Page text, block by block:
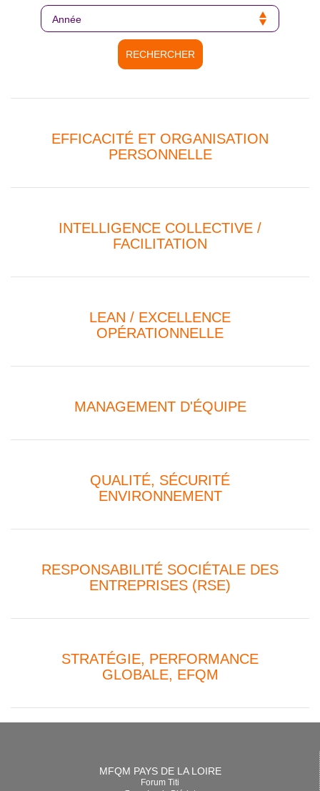
EFFICACITÉ ET ORGANISATION
PERSONNELLE
INTELLIGENCE COLLECTIVE /
FACILITATION
LEAN / EXCELLENCE
OPÉRATIONNELLE
MANAGEMENT D'ÉQUIPE
QUALITÉ, SÉCURITÉ
ENVIRONNEMENT
RESPONSABILITÉ SOCIÉTALE DES
ENTREPRISES (RSE)
STRATÉGIE, PERFORMANCE
GLOBALE, EFQM
MFQM PAYS DE LA LOIRE
Forum Titi